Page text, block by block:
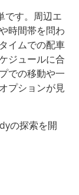
です。周辺エ
時間帯を問わ
イムでの配車
ジュールに合
での移動や一
プションが見
の探索を開